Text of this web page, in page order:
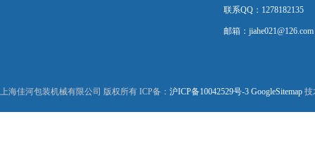
联系QQ：1278182135
邮箱：jiahe021@126.com
上海佳河包装机械有限公司 版权所有 ICP备： 沪ICP备10042529号-3 GoogleSitemap 技